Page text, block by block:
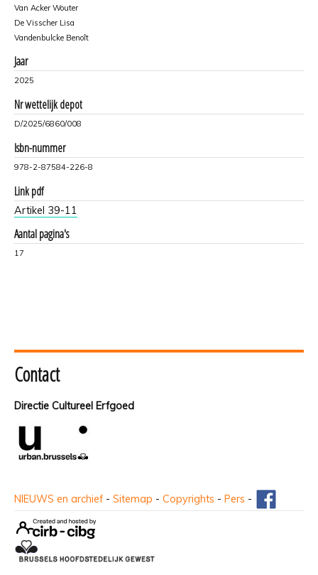
Van Acker Wouter
De Visscher Lisa
Vandenbulcke Benoît
Jaar
2025
Nr wettelijk depot
D/2025/6860/008
Isbn-nummer
978-2-87584-226-8
Link pdf
Artikel 39-11
Aantal pagina's
17
Contact
Directie Cultureel Erfgoed
NIEUWS en archief - Sitemap - Copyrights - Pers -